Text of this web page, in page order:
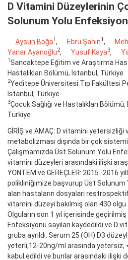
D Vitamini Düzeylerinin
Solunum Yolu
Aysun Boğa1 , Ebru Şahin1 ,
Yanar Ayanoğlu2, Yusuf Kaya3,
1 Sancaktepe Eğitim ve Araştırma
Hastalıkları Bölümü, İstanbul, Türkiye
2Yeditepe Üniversitesi Tıp Fakültesi
İstanbul, Türkiye
3Çocuk Sağlığı ve Hastalıkları
Türkiye
GİRİŞ ve AMAÇ: D vitamini
metabolizması dışında bir çok
Çalışmamızda Üst Solunum Yolu
vitamini düzeyleri arasındaki ilişki
YÖNTEM ve GEREÇLER: 2015 -2016
polikliniğimize başvurup Üst Solunum
alan hastaların dosyaları
vitamini düzeyi bakılmış olan 430 olgu
Olguların son 1 yıl içerisinde
Enfeksiyonu sayıları kaydedildi ve D
gruba ayrıldı. Serum 25 (OH) D3
yeterli,12-20ng/ml arasında yetersiz,
kabul edildi ve bunlar arasındaki ilişki